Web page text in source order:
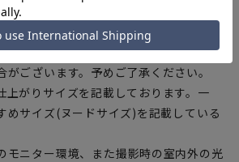
があります。サイズ表を確認の上、ご購
ください。
ンにより、着用感や実際のサイズ表に若
ございます。予めご了承ください。
がりサイズを記載しております。一
めサイズ(ヌードサイズ)を記載している
ニター環境、また撮影時の室内外の光